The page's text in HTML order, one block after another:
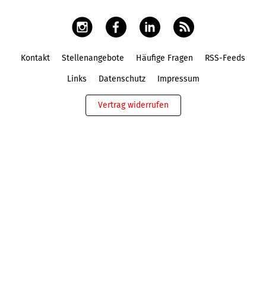
Kontakt Stellenangebote Häufige Fragen RSS-Feeds
Links Datenschutz Impressum
Vertrag widerrufen